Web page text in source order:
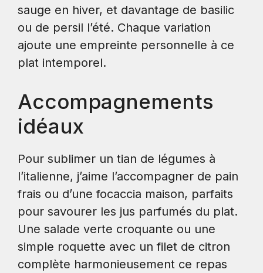
sauge en hiver, et davantage de basilic
ou de persil l’été. Chaque variation
ajoute une empreinte personnelle à ce
plat intemporel.
Accompagnements
idéaux
Pour sublimer un tian de légumes à
l’italienne, j’aime l’accompagner de pain
frais ou d’une focaccia maison, parfaits
pour savourer les jus parfumés du plat.
Une salade verte croquante ou une
simple roquette avec un filet de citron
complète harmonieusement ce repas